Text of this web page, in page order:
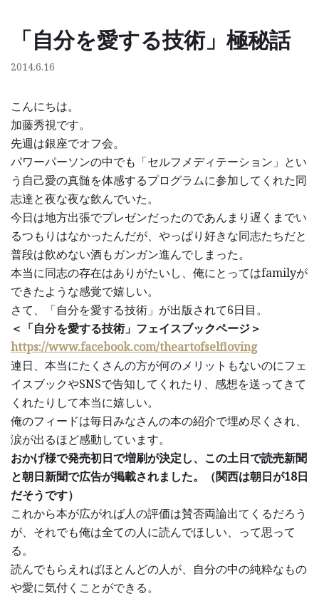
コ
ツ
へ
ス
キ
ッ
プ
「自分を愛する技術」極秘話
2014.6.16
こんにちは。
加藤秀視です。
先週は銀座でオフ会。
パワーパーソンの中でも「セルフメディテーション」とい
う自己愛の真髄を体感するプログラムに参加してくれた同
志達と夜な夜な飲んでいた。
今日は地方出張でプレゼンだったのであんまり遅くまでい
るつもりはなかったんだが、やっぱり好きな同志たちだと
普段は飲めない酒もガンガン進んでしまった。
本当に同志の存在はありがたいし、俺にとってはfamilyが
できたような感覚で嬉しい。
さて、「自分を愛する技術」が出版されて6日目。
＜「自分を愛する技術」フェイスブックページ＞
https://www.facebook.com/theartofselfloving
連日、本当にたくさんの方が何のメリットもないのにフェ
イスブックやSNSで告知してくれたり、感想を送ってきて
くれたりして本当に嬉しい。
俺のフィードは毎日みなさんの本の紹介で埋め尽くされ、
涙が出るほど感動しています。
おかげ様で発売初日で増刷が決定し、この土日で読売新聞
と朝日新聞で広告が掲載されました。（関西は朝日が18日
だそうです）
これから本が広がれば人の評価は賛否両論出てくるだろう
が、それでも俺は全ての人に読んでほしい、って思って
る。
読んでもらえればほとんどの人が、自分の中の純粋なもの
や愛に気付くことができる。